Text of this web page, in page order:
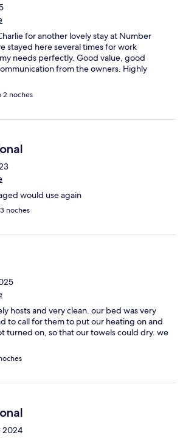
for another lovely stay at Number
stayed here several times for work
needs perfectly. Good value, good
from the owners. Highly
2 noches
would use again
noches
hosts and very clean. our bed was very
to call for them to put our heating on and
turned on, so that our towels could dry. we
2024